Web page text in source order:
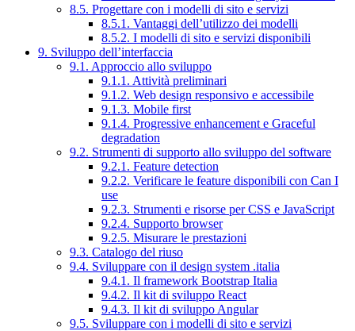
8.5. Progettare con i modelli di sito e servizi
8.5.1. Vantaggi dell’utilizzo dei modelli
8.5.2. I modelli di sito e servizi disponibili
9. Sviluppo dell’interfaccia
9.1. Approccio allo sviluppo
9.1.1. Attività preliminari
9.1.2. Web design responsivo e accessibile
9.1.3. Mobile first
9.1.4. Progressive enhancement e Graceful
degradation
9.2. Strumenti di supporto allo sviluppo del software
9.2.1. Feature detection
9.2.2. Verificare le feature disponibili con Can I
use
9.2.3. Strumenti e risorse per CSS e JavaScript
9.2.4. Supporto browser
9.2.5. Misurare le prestazioni
9.3. Catalogo del riuso
9.4. Sviluppare con il design system .italia
9.4.1. Il framework Bootstrap Italia
9.4.2. Il kit di sviluppo React
9.4.3. Il kit di sviluppo Angular
9.5. Sviluppare con i modelli di sito e servizi